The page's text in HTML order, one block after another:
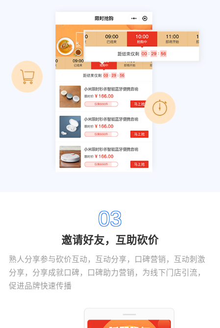
03
邀请好友，互助砍价
熟人分享参与砍价互动，互动分享，口碑营销，互动刺激
分享，分享成就口碑，口碑助力营销，为线下门店引流，
促进品牌快速传播